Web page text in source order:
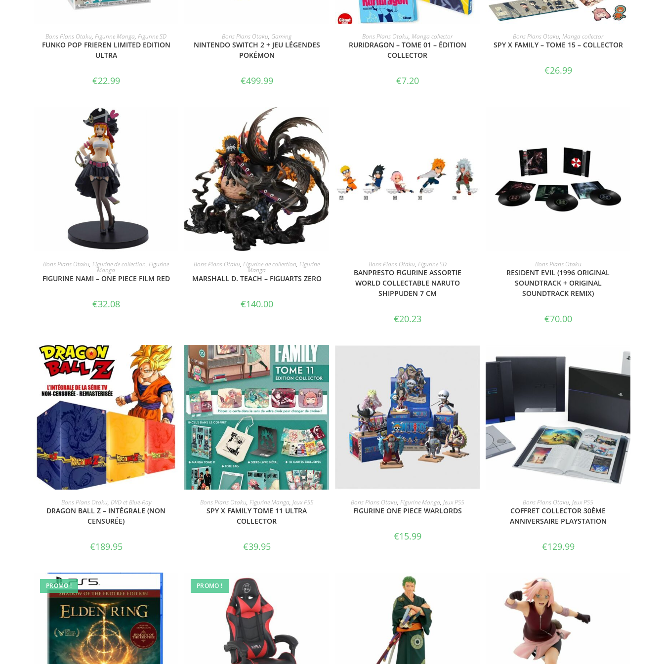
VOIR LE PRODUIT
Bons Plans Otaku, Figurine Manga, Figurine SD
FUNKO POP FRIEREN LIMITED EDITION
ULTRA
€22.99
VOIR L'OFFRE
Bons Plans Otaku, Gaming
NINTENDO SWITCH 2 + JEU LÉGENDES
POKÉMON
€499.99
VOIR LE PRODUIT
Bons Plans Otaku, Manga collector
RURIDRAGON – TOME 01 – ÉDITION
COLLECTOR
€7.20
VOIR LE PRODUIT
Bons Plans Otaku, Manga collector
SPY X FAMILY – TOME 15 – COLLECTOR
€26.99
ACHETER LE PRODUIT
Bons Plans Otaku, Figurine de collection, Figurine
Manga
FIGURINE NAMI – ONE PIECE FILM RED
€32.08
ACHETER LE PRODUIT
Bons Plans Otaku, Figurine de collection, Figurine
Manga
MARSHALL D. TEACH – FIGUARTS ZERO
€140.00
ACHETER LE PRODUIT
Bons Plans Otaku, Figurine SD
BANPRESTO FIGURINE ASSORTIE
WORLD COLLECTABLE NARUTO
SHIPPUDEN 7 CM
€20.23
ACHETER LE PRODUIT
Bons Plans Otaku
RESIDENT EVIL (1996 ORIGINAL
SOUNDTRACK + ORIGINAL
SOUNDTRACK REMIX)
€70.00
ACHETER LE PRODUIT
Bons Plans Otaku, DVD et Blue-Ray
DRAGON BALL Z – INTÉGRALE (NON
CENSURÉE)
€189.95
ACHETER LE PRODUIT
Bons Plans Otaku, Figurine Manga, Jeux PS5
SPY X FAMILY TOME 11 ULTRA
COLLECTOR
€39.95
ACHETER LE PRODUIT
Bons Plans Otaku, Figurine Manga, Jeux PS5
FIGURINE ONE PIECE WARLORDS
€15.99
ACHETER LE PRODUIT
Bons Plans Otaku, Jeux PS5
COFFRET COLLECTOR 30ÈME
ANNIVERSAIRE PLAYSTATION
€129.99
PROMO ! PROMO !